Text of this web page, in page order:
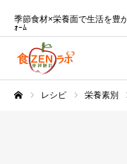
季節食材×栄養面で生活を豊
ｫｰﾑ
レシピ 栄養素別